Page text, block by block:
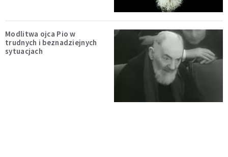
Modlitwa ojca Pio w
trudnych i beznadziejnych
sytuacjach